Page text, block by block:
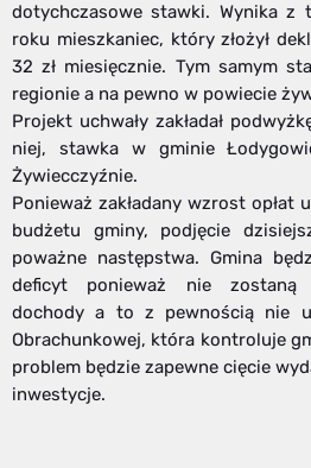
dotychczasowe stawki. Wynika z
roku mieszkaniec, który złożył
32 zł miesięcznie. Tym samym
regionie a na pewno w powiecie
Projekt uchwały zakładał
niej, stawka w gminie
Żywiecczyźnie.
Ponieważ zakładany wzrost opłat
budżetu gminy, podjęcie
poważne następstwa. Gmina
deficyt ponieważ nie zostaną
dochody a to z pewnością nie
Obrachunkowej, która kontroluje
problem będzie zapewne cięcie
inwestycje.